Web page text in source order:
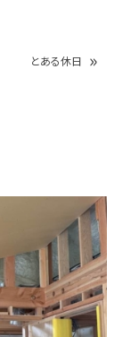
とある休日 »